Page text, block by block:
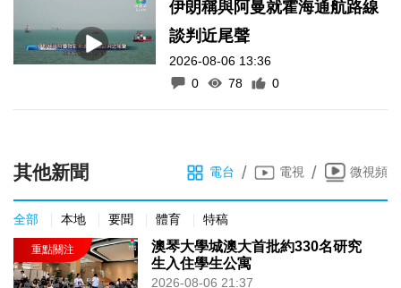
伊朗稱與阿曼就霍海通航路線
談判近尾聲
2026-08-06 13:36
0
78 0
其他新聞 電台 / 電視 / 微視頻
全部 本地 要聞 體育 特稿
澳琴大學城澳大首批約330名研究
生入住學生公寓
2026-08-06 21:37